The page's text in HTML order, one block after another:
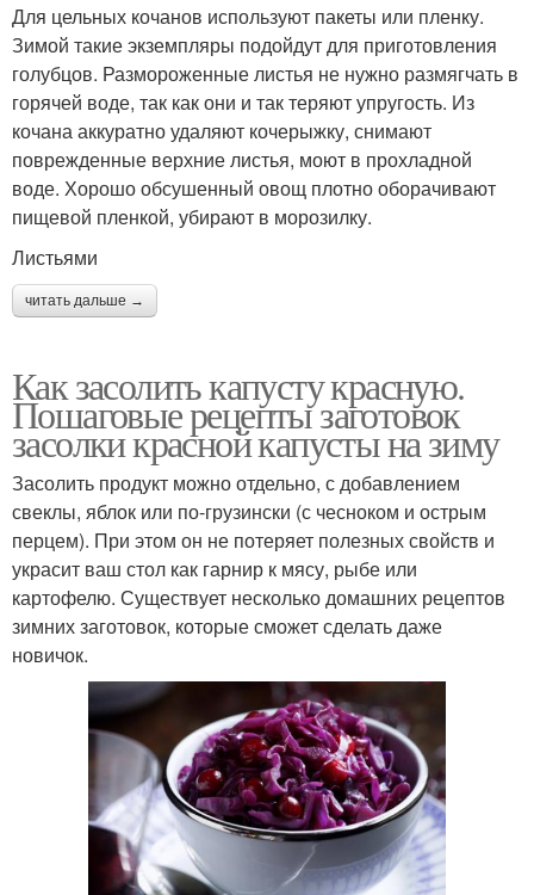
Для цельных кочанов используют пакеты или пленку.
Зимой такие экземпляры подойдут для приготовления
голубцов. Размороженные листья не нужно размягчать в
горячей воде, так как они и так теряют упругость. Из
кочана аккуратно удаляют кочерыжку, снимают
поврежденные верхние листья, моют в прохладной
воде. Хорошо обсушенный овощ плотно оборачивают
пищевой пленкой, убирают в морозилку.
Листьями
читать дальше →
Как засолить капусту красную.
Пошаговые рецепты заготовок
засолки красной капусты на зиму
Засолить продукт можно отдельно, с добавлением
свеклы, яблок или по-грузински (с чесноком и острым
перцем). При этом он не потеряет полезных свойств и
украсит ваш стол как гарнир к мясу, рыбе или
картофелю. Существует несколько домашних рецептов
зимних заготовок, которые сможет сделать даже
новичок.